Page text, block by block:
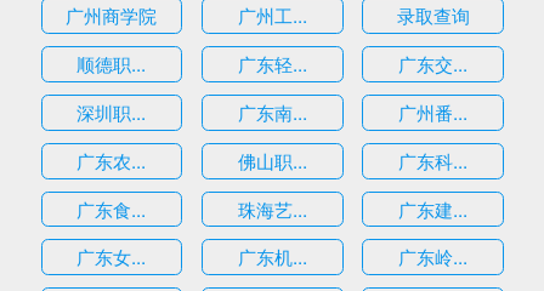
广州商学院
广州工...
录取查询
顺德职...
广东轻...
广东交...
深圳职...
广东南...
广州番...
广东农...
佛山职...
广东科...
广东食...
珠海艺...
广东建...
广东女...
广东机...
广东岭...